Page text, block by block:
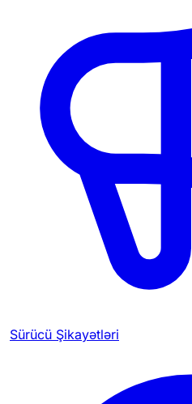
Sürücü Şikayətləri